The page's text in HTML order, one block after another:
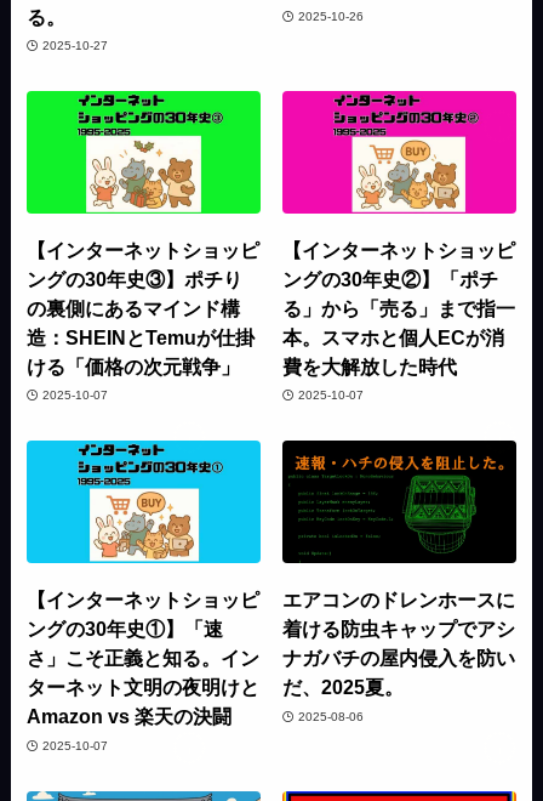
る。
2025-10-27
2025-10-26
【インターネットショッピ
ングの30年史③】ポチり
の裏側にあるマインド構
造：SHEINとTemuが仕掛
ける「価格の次元戦争」
2025-10-07
【インターネットショッピ
ングの30年史②】「ポチ
る」から「売る」まで指一
本。スマホと個人ECが消
費を大解放した時代
2025-10-07
【インターネットショッピ
ングの30年史①】「速
さ」こそ正義と知る。イン
ターネット文明の夜明けと
Amazon vs 楽天の決闘
2025-10-07
エアコンのドレンホースに
着ける防虫キャップでアシ
ナガバチの屋内侵入を防い
だ、2025夏。
2025-08-06